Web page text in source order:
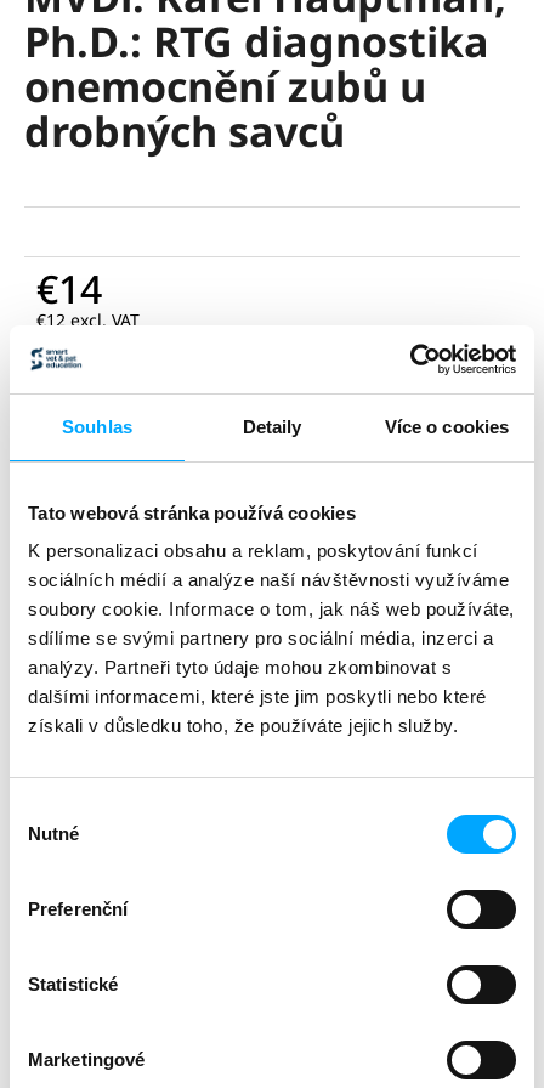
Souhlas Detaily Více o cookies
Tato webová stránka používá cookies
K personalizaci obsahu a reklam, poskytování funkcí
sociálních médií a analýze naší návštěvnosti využíváme
soubory cookie. Informace o tom, jak náš web používáte,
sdílíme se svými partnery pro sociální média, inzerci a
analýzy. Partneři tyto údaje mohou zkombinovat s
dalšími informacemi, které jste jim poskytli nebo které
získali v důsledku toho, že používáte jejich služby.
souhlasu
Nutné
Preferenční
Statistické
Marketingové
is
0,0
of
5
stars.
Ph.D.: RTG diagnostika
onemocnění zubů u
drobných savců
€14
€12 excl. VAT
price:
ADD TO CART
zvíře:
drobní savci
délka
90 min
téma
stomatologie
Ask Share
Description Related (8) Discussion
Záznam webináře (90 min) vč. PDF verze prezentace.
Záznam bude dostupný do 30. 6. 2026.
"10 + 2 webináře ze stomatologie drobných savců".
polohování pacienta
topografická anatomie – králík, morče, činčila,
příklady diagnóz
a středních
kód STUDENT
a pošlete
i
n
g
f
o
?
r
c
o
m
m
e
n
d